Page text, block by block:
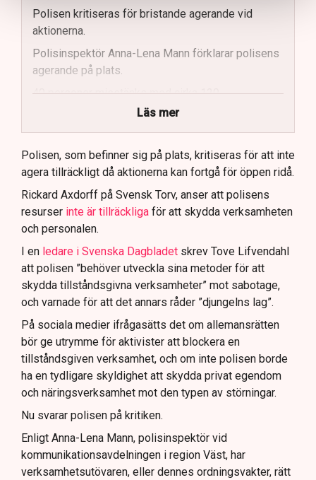
Polisen kritiseras för bristande agerande vid
aktionerna.
Polisinspektör Anna-Lena Mann förklarar polisens
agerande på plats.
40 personer misstänks med cirka 120
brottsmisstankar kopplade.
Polisen använder drönare och uniformerad polis
för att dokumentera bevis.
Samtidigt är polisarbetet komplext när det gäller
att navigera juridiska rättigheter och gränser.
Läs mer
Polisen, som befinner sig på plats, kritiseras för att inte
agera tillräckligt då aktionerna kan fortgå för öppen ridå.
Rickard Axdorff på Svensk Torv, anser att polisens
resurser inte är tillräckliga för att skydda verksamheten
och personalen.
I en ledare i Svenska Dagbladet skrev Tove Lifvendahl
att polisen ”behöver utveckla sina metoder för att
skydda tillståndsgivna verksamheter” mot sabotage,
och varnade för att det annars råder ”djungelns lag”.
På sociala medier ifrågasätts det om allemansrätten
bör ge utrymme för aktivister att blockera en
tillståndsgiven verksamhet, och om inte polisen borde
ha en tydligare skyldighet att skydda privat egendom
och näringsverksamhet mot den typen av störningar.
Nu svarar polisen på kritiken.
Enligt Anna-Lena Mann, polisinspektör vid
kommunikationsavdelningen i region Väst, har
verksamhetsutövaren, eller dennes ordningsvakter, rätt